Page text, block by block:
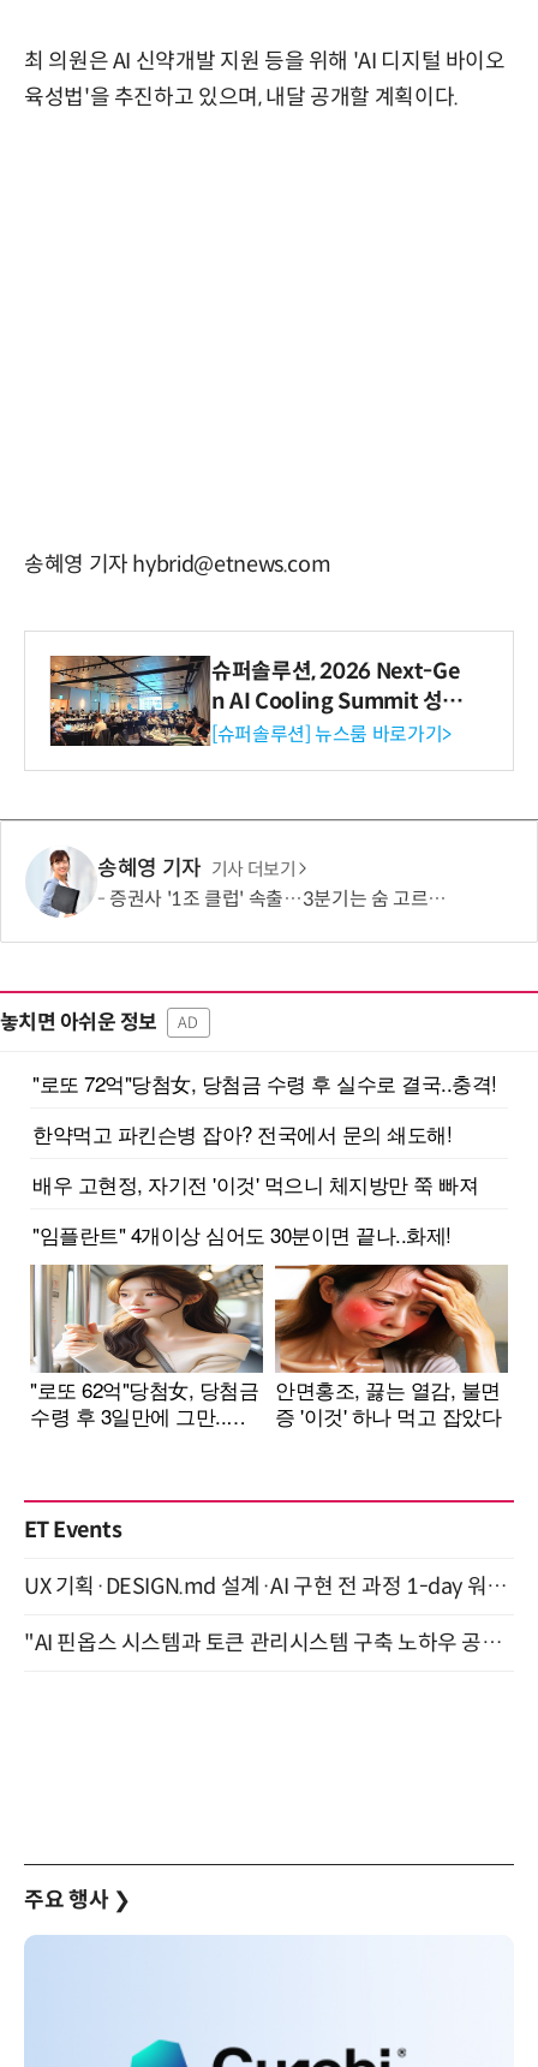
최 의원은 AI 신약개발 지원 등을 위해 'AI 디지털 바이오
육성법'을 추진하고 있으며, 내달 공개할 계획이다.
송혜영 기자 hybrid@etnews.com
슈퍼솔루션, 2026 Next-Ge
n AI Cooling Summit 성황
리 성료
[슈퍼솔루션] 뉴스룸 바로가기>
송혜영 기자 기사 더보기
증권사 '1조 클럽' 속출…3분기는 숨 고르기 전망
놓치면 아쉬운 정보 AD
ET Events
UX 기획·DESIGN.md 설계·AI 구현 전 과정 1-day 워크숍 with Claude Code·Codex 9월 15일 개최
"AI 핀옵스 시스템과 토큰 관리시스템 구축 노하우 공개" 잠실 한국광고문화회관 2층 대회의실 (8/21)
주요 행사 ❯